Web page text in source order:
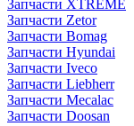
Запчасти XTREME
Запчасти Zetor
Запчасти Bomag
Запчасти Hyundai
Запчасти Iveco
Запчасти Liebherr
Запчасти Mecalac
Запчасти Doosan